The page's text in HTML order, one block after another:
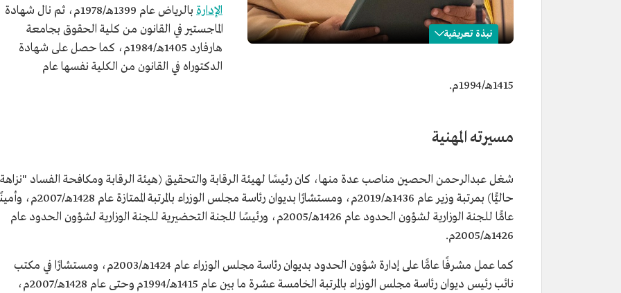
نبذة تعريفية
الاسم
تاريخ التعيين
شهادة دبلوم أنظمة من معهد الإدارة بالرياض.
ماجستير ودكتوراه في القانون من كلية الحقوق
الإدارة
بالرياض عام 1399هـ/1978م، ثم نال شهادة
الماجستير في القانون من كلية الحقوق بجامعة
هارفارد 1405هـ/1984م، كما حصل على شهادة
الدكتوراه في القانون من الكلية نفسها عام
1415هـ/1994م.
مسيرته المهنية
شغل عبدالرحمن الحصين مناصب عدة منها، كان رئيسًا لهيئة الرقابة والتحقيق (هيئة الرقابة ومكافحة الفساد
حاليًّا) بمرتبة وزير عام 1436هـ/2019م، ومستشارًا بديوان رئاسة مجلس الوزراء بالمرتبة الممتازة عام
عامًّا للجنة الوزارية لشؤون الحدود عام 1426هـ/2005م، ورئيسًا للجنة التحضيرية للجنة الوزارية لشؤون الحدود عام
1426هـ/2005م.
كما عمل مشرفًا عامًّا على إدارة شؤون الحدود بديوان رئاسة مجلس الوزراء عام 1424هـ/2003م، ومستشارًا في مكتب
نائب رئيس ديوان رئاسة مجلس الوزراء بالمرتبة الخامسة عشرة ما بين عام 1415هـ/1994م وحتى عام 1428هـ/2007م،